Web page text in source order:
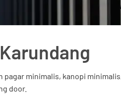
minimalis, kanopi
door.